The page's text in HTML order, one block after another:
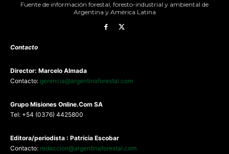
Fuente de información forestal, foresto-industrial y ambiental de
Argentina y América Latina
Contacto
Director: Marcelo Almada
Contacto: gerencia@argentinaforestal.com
Grupo Misiones Online.Com SA
Tel: +54 (0376) 4425800
Editora/periodista : Patricia Escobar
Contacto: redaccion@argentinaforestal.com